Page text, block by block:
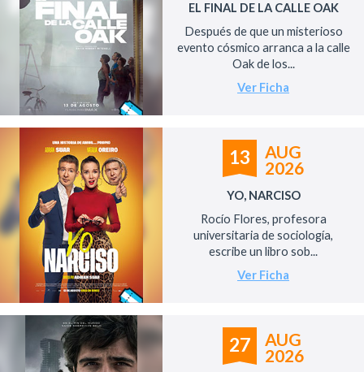
EL FINAL DE LA CALLE OAK
Después de que un misterioso
evento cósmico arranca a la calle
Oak de los...
Ver Ficha
13
AUG
2026
YO, NARCISO
Rocío Flores, profesora
universitaria de sociología,
escribe un libro sob...
Ver Ficha
27
AUG
2026